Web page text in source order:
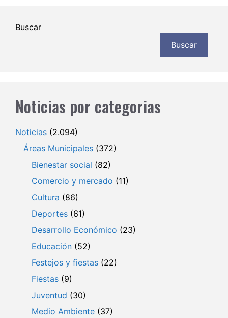
Buscar
Buscar
Noticias por categorias
Noticias (2.094)
Áreas Municipales (372)
Bienestar social (82)
Comercio y mercado (11)
Cultura (86)
Deportes (61)
Desarrollo Económico (23)
Educación (52)
Festejos y fiestas (22)
Fiestas (9)
Juventud (30)
Medio Ambiente (37)